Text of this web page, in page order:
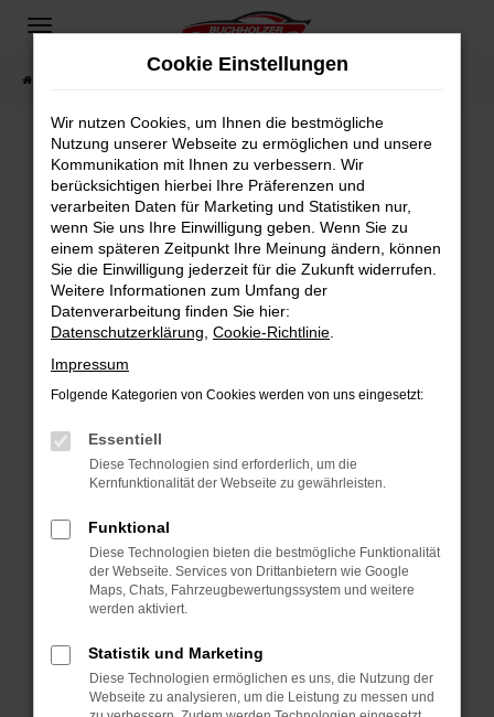
Zum
springen
Fahrzeugsuche
Fehler: Network Error
Beim Laden ist ein Fehler aufgetreten.
Hier sind ein paar Tipps, die dir helfen können:
Überprüfe deine Firewall und deine
Internetverbindung.
Laden andere Webseiten, zum Beispiel deine
Suchmaschine?
Prüfe deine Browsererweiterungen.
können das Laden bestimmter Seiten
verhindern. Funktioniert die Seite in einem
anderen Browser oder in einem privaten
Starte dein Gerät neu.
Das kann manchmal helfen, vorübergehende
Probleme zu beheben.
Betriebssystem auf dem neuesten Stand
sind.
Veraltete Software birgt nicht nur ein
Cookie Einstellungen
Wir nutzen Cookies, um Ihnen die bestmögliche
Nutzung unserer Webseite zu ermöglichen und unsere
Kommunikation mit Ihnen zu verbessern. Wir
berücksichtigen hierbei Ihre Präferenzen und
verarbeiten Daten für Marketing und Statistiken nur,
wenn Sie uns Ihre Einwilligung geben. Wenn Sie zu
einem späteren Zeitpunkt Ihre Meinung ändern, können
Sie die Einwilligung jederzeit für die Zukunft widerrufen.
Weitere Informationen zum Umfang der
Datenverarbeitung finden Sie hier:
Datenschutzerklärung Cookie-Richtlinie
Impressum
Folgende Kategorien von Cookies werden von uns eingesetzt:
Essentiell
Diese Technologien sind erforderlich, um die
Kernfunktionalität der Webseite zu gewährleisten.
Funktional
Diese Technologien bieten die bestmögliche Funktionalität
der Webseite. Services von Drittanbietern wie Google
Maps, Chats, Fahrzeugbewertungssystem und weitere
werden aktiviert.
Statistik und Marketing
Diese Technologien ermöglichen es uns, die Nutzung der
Webseite zu analysieren, um die Leistung zu messen und